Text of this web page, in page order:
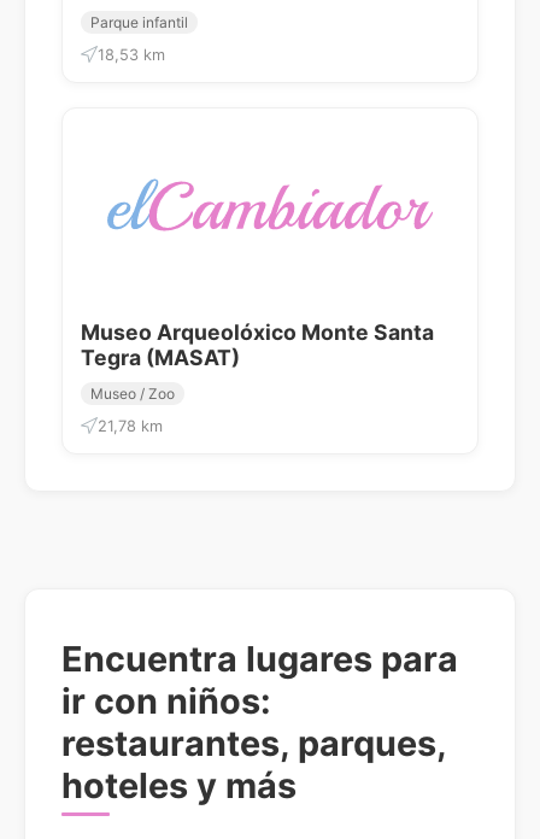
Parque infantil
18,53 km
Museo Arqueolóxico Monte Santa
Tegra (MASAT)
Museo / Zoo
21,78 km
Encuentra lugares para
ir con niños:
restaurantes, parques,
hoteles y más